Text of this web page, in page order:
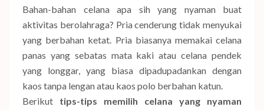
Bahan-bahan celana apa sih yang nyaman buat
aktivitas berolahraga? Pria cenderung tidak menyukai
yang berbahan ketat. Pria biasanya memakai celana
panas yang sebatas mata kaki atau celana pendek
yang longgar, yang biasa dipadupadankan dengan
kaos tanpa lengan atau kaos polo berbahan katun.
Berikut tips-tips memilih celana yang nyaman